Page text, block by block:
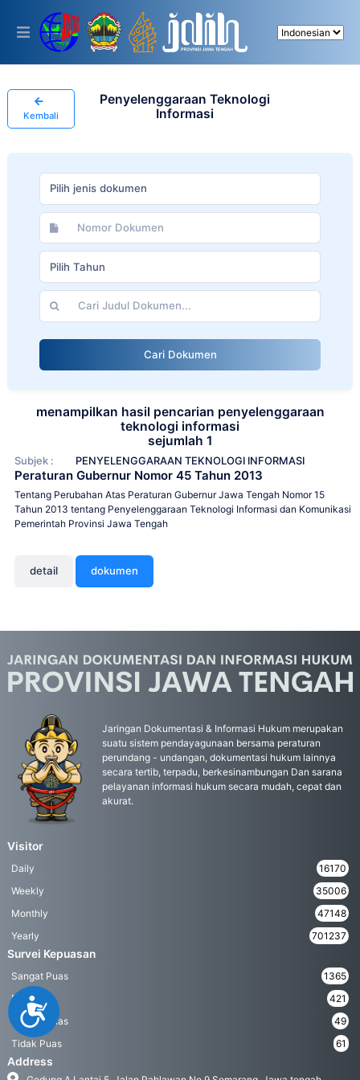
This
includes
accessibility
Accessibility
Kembali
Penyelenggaraan Teknologi
Informasi
Pilih jenis dokumen
Pilih Tahun
Cari Dokumen
menampilkan hasil pencarian penyelenggaraan
teknologi informasi
sejumlah 1
Subjek : PENYELENGGARAAN TEKNOLOGI INFORMASI
Peraturan Gubernur Nomor 45 Tahun 2013
Tentang Perubahan Atas Peraturan Gubernur Jawa Tengah Nomor 15
Tahun 2013 tentang Penyelenggaraan Teknologi Informasi dan Komunikasi
Pemerintah Provinsi Jawa Tengah
detail dokumen
Jaringan Dokumentasi & Informasi Hukum merupakan
suatu sistem pendayagunaan bersama peraturan
perundang - undangan, dokumentasi hukum lainnya
secara tertib, terpadu, berkesinambungan Dan sarana
pelayanan informasi hukum secara mudah, cepat dan
akurat.
Visitor
Daily
16170
Weekly
35006
Monthly
47148
Yearly
701237
Survei Kepuasan
Sangat Puas
1365
Puas
421
Kurang Puas
49
Tidak Puas
61
Address